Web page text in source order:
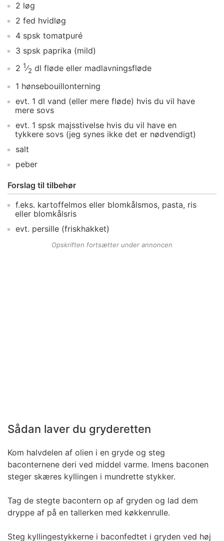
2 løg
2 fed hvidløg
4 spsk tomatpuré
3 spsk paprika (mild)
2 1⁄2 dl fløde eller madlavningsfløde
1 hønsebouillonterning
evt. 1 dl vand (eller mere fløde) hvis du vil have
mere sovs
evt. 1 spsk majsstivelse hvis du vil have en
tykkere sovs (jeg synes ikke det er nødvendigt)
salt
peber
Forslag til tilbehør
f.eks. kartoffelmos eller blomkålsmos, pasta, ris
eller blomkålsris
evt. persille (friskhakket)
Opskriften fortsætter under annoncen
Sådan laver du gryderetten
Kom halvdelen af olien i en gryde og steg
baconternene deri ved middel varme. Imens baconen
steger skæres kyllingen i mundrette stykker.
Tag de stegte bacontern op af gryden og lad dem
dryppe af på en tallerken med køkkenrulle.
Steg kyllingestykkerne i baconfedtet i gryden ved høj